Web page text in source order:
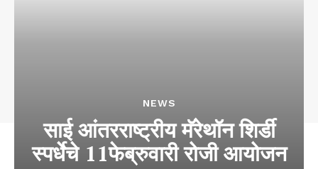
NEWS
साई आंतरराष्ट्रीय मॅरेथॉन शिर्डी
स्पर्धेचे 11फेब्रुवारी रोजी आयोजन